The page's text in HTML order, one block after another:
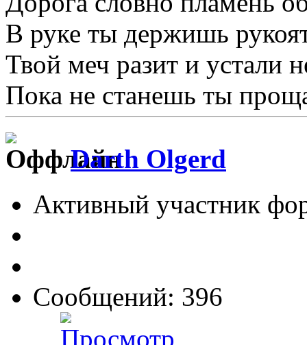
В руке ты держишь
Твой меч разит и устали
Пока не станешь ты
Darth Olgerd
Активный участник
Сообщений: 396